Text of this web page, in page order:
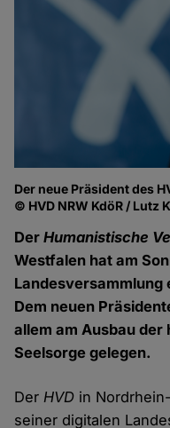
Der neue Präsident des
© HVD NRW KdöR / Lutz
DerHumanistische
Westfalen hat am
Landesversammlung
Dem neuen
allem am Ausbau
Seelsorge gelegen.
DerHVD in
seiner digitalen